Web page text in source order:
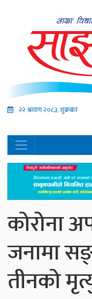
२२ श्रावण २०८३, शुक्रबार
कोरोना
जनामा
तीनको